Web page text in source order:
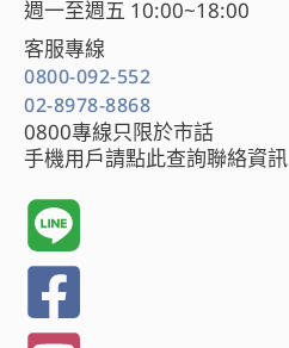
週一至週五 10:00~18:00
客服專線
0800-092-552
02-8978-8868
0800專線只限於市話
手機用戶請點此查詢聯絡資訊